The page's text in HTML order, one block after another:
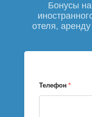
Бонусы
отеля,
Телефон *